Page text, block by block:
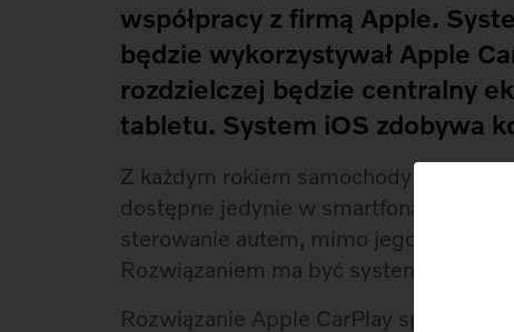
współpracy z firmą Apple.
będzie wykorzystywał Apple
rozdzielczej będzie centralny
tabletu. System iOS zdobywa
Z każdym rokiem samochody
dostępne jedynie w smartfonach i
sterowanie autem, mimo jego
Rozwiązaniem ma być system, który
Rozwiązanie Apple CarPlay sprawi, że